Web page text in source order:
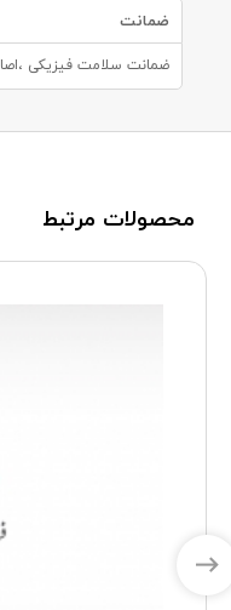
ضمانت
ضمانت سلامت فیزیکی
محصولات مرتبط